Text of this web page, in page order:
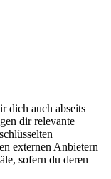
dich auch abseits
dir relevante
externen Anbietern
sofern du deren